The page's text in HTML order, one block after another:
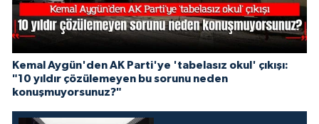
Kemal Aygün'den AK Parti'ye 'tabelasız okul' çıkışı:
"10 yıldır çözülemeyen bu sorunu neden
konuşmuyorsunuz?"